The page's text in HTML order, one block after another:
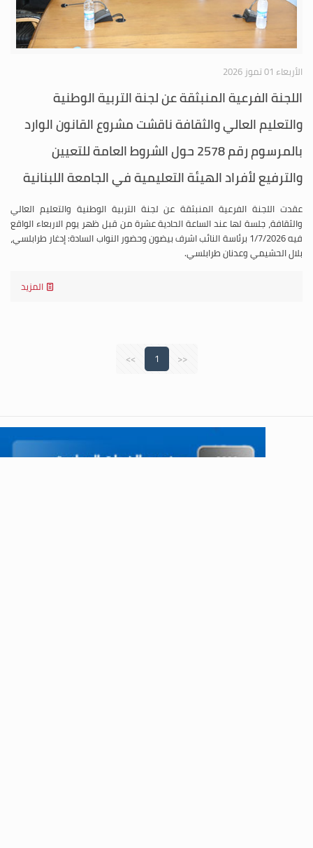
الأربعاء 01 تموز 2026
اللجنة الفرعية المنبثقة عن لجنة التربية الوطنية
والتعليم العالي والثقافة ناقشت مشروع القانون الوارد
بالمرسوم رقم 2578 حول الشروط العامة للتعيين
والترفيع لأفراد الهيئة التعليمية في الجامعة اللبنانية
عقدت اللجنة الفرعية المنبثقة عن لجنة التربية الوطنية والتعليم العالي
والثقافة، جلسة لها عند الساعة الحادية عشرة من قبل ظهر يوم الاربعاء الواقع
فيه 1/7/2026 برئاسة النائب اشرف بيضون وحضور النواب السادة: إدغار طرابلسي،
بلال الحشيمي وعدنان طرابلسي.
المزيد
<<
1
>>